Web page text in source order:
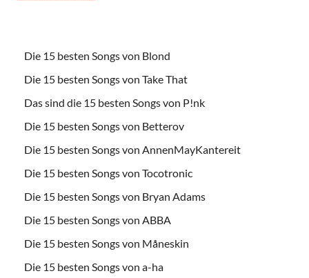
Die 15 besten Songs von Blond
Die 15 besten Songs von Take That
Das sind die 15 besten Songs von P!nk
Die 15 besten Songs von Betterov
Die 15 besten Songs von AnnenMayKantereit
Die 15 besten Songs von Tocotronic
Die 15 besten Songs von Bryan Adams
Die 15 besten Songs von ABBA
Die 15 besten Songs von Måneskin
Die 15 besten Songs von a-ha